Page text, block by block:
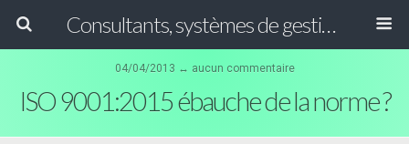
Consultants, systèmes de gestion ISO, HACCP et GFSI
04/04/2013 ↔ aucun commentaire
ISO 9001:2015 ébauche de la norme ?